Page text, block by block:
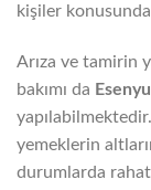
kişiler
Arıza ve tamirin
bakımı da
yemeklerin
durumlarda